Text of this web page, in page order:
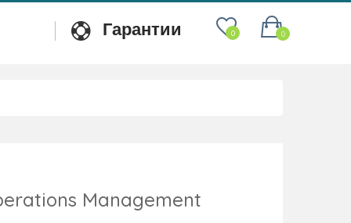
Гарантии 0
0
Management